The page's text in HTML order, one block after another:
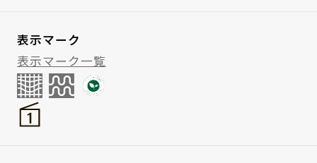
表示マーク
表示マーク一覧